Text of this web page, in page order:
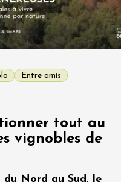
Entre amis
tout au
vignobles de
du Nord au Sud, le